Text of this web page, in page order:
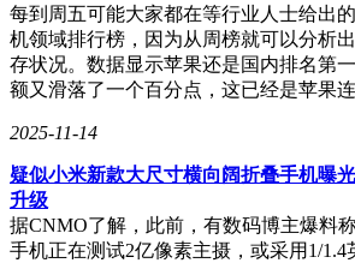
每到周五可能大家都在等行业人士给出
机领域排行榜，因为从周榜就可以分析
存状况。数据显示苹果还是国内排名第
额又滑落了一个百分点，这已经是苹果
2025-11-14
疑似小米新款大尺寸横向阔折叠手机曝
升级
据CNMO了解，此前，有数码博主爆料
手机正在测试2亿像素主摄，或采用1/1.4